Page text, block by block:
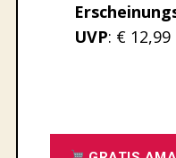
UVP: € 12,99